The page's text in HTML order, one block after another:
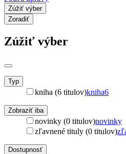
Zúžiť výber
Zoradiť
Zúžiť výber
Typ
kniha (6 titulov)kniha6
Zobraziť iba
novinky (0 titulov)novinky
zľavnené tituly (0 titulov)
Dostupnosť